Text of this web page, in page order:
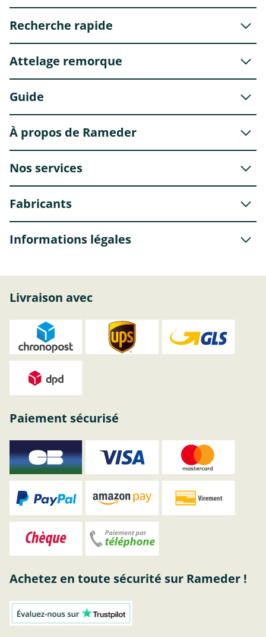
Recherche rapide
Attelage remorque
Guide
À propos de Rameder
Nos services
Fabricants
Informations légales
Livraison avec
Paiement sécurisé
Achetez en toute sécurité sur Rameder !